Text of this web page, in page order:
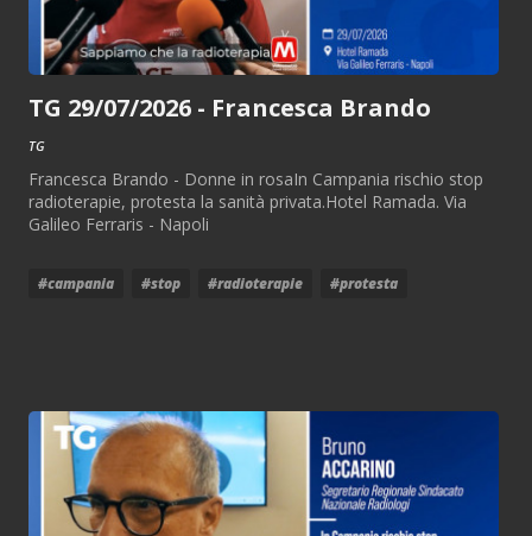
TG 29/07/2026 - Francesca Brando
TG
Francesca Brando - Donne in rosaIn Campania rischio stop
radioterapie, protesta la sanità privata.Hotel Ramada. Via
Galileo Ferraris - Napoli
#campania #stop #radioterapie #protesta